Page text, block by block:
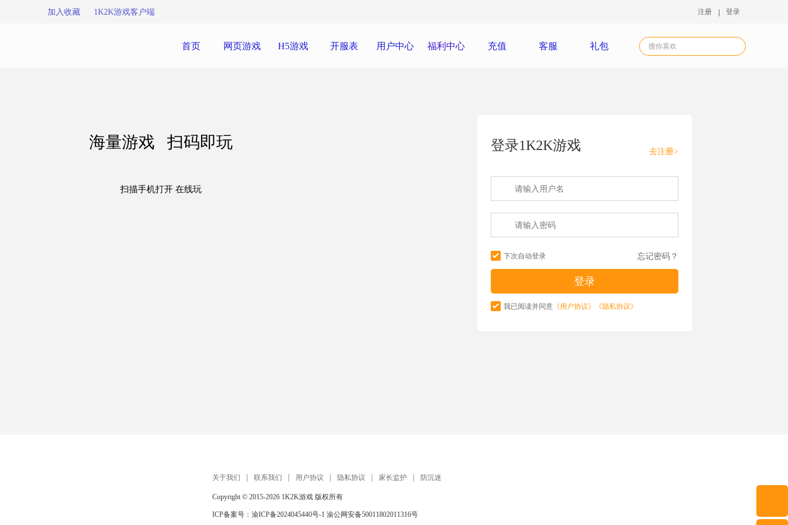
加入收藏 1K2K游戏客户端 注册 登录
首页 网页游戏 H5游戏 开服表 用户中心 福利中心 充值 客服 礼包
海量游戏 扫码即玩
扫描手机打开 在线玩
登录1K2K游戏 去注册>
下次自动登录 忘记密码？
我已阅读并同意 《用户协议》 《隐私协议》
关于我们 联系我们 用户协议 隐私协议 家长监护 防沉迷
Copyright © 2015-2026 1K2K游戏 版权所有
ICP备案号： 渝ICP备2024045440号-1 渝公网安备50011802011316号